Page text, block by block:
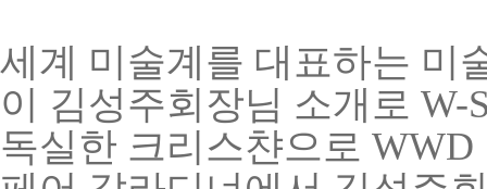
세계 미술계를 대표하는 미
이 김성주회장님 소개로 W-
독실한 크리스챤으로